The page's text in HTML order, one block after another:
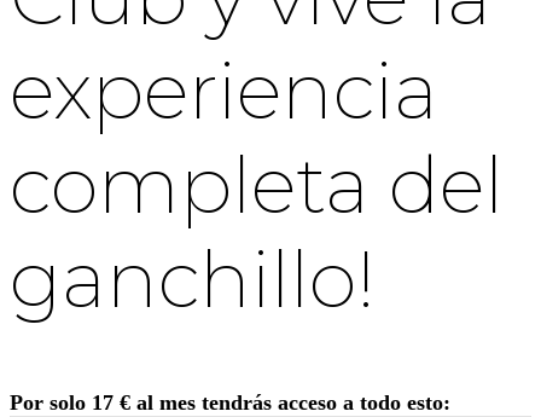
experiencia
completa del
ganchillo!
Por solo 17 € al mes tendrás acceso a todo esto: